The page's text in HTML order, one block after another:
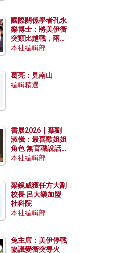
國際關係學者孔永
樂博士：將美伊衝
突類比越戰，兩者
有何異同？中國崛
本社編輯部
葛亮：見南山
編輯精選
書展2026｜葉劉
淑儀：最喜歡姐姐
角色 無官職說話
包袱少
本社編輯部
梁鏡威獲任方大副
校長 呂大樂加盟
社科院
本社編輯部
兔主席：美伊停戰
協議變衝突導火